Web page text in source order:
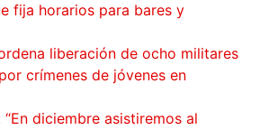
fija horarios para bares y
liberación de ocho militares
crímenes de jóvenes en
“En diciembre asistiremos al